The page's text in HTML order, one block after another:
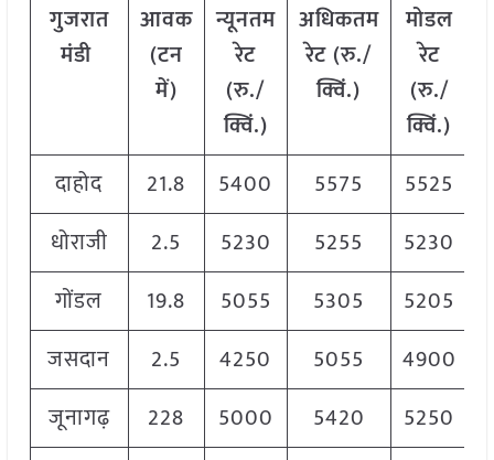
गुजरात
मंडी
आवक
(टन
में)
न्यूनतम
रेट
(रु./
क्विं.)
अधिकतम
रेट (रु./
क्विं.)
मोडल
रेट
(रु./
क्विं.)
दाहोद
21.8 5400 5575
5525
धोराजी
2.5 5230 5255
5230
गोंडल
19.8 5055 5305
5205
जसदान
2.5 4250 5055
4900
जूनागढ़
228 5000 5420
5250